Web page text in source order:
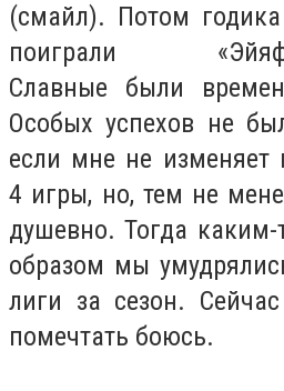
(смайл). Потом
поиграли
Славные были
Особых успехов не
если мне не изменяет
4 игры, но, тем не
душевно. Тогда
образом мы
лиги за сезон.
помечтать боюсь.